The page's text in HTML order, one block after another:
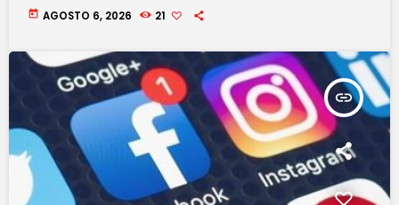
today AGOSTO 6, 2026 21
insert_link